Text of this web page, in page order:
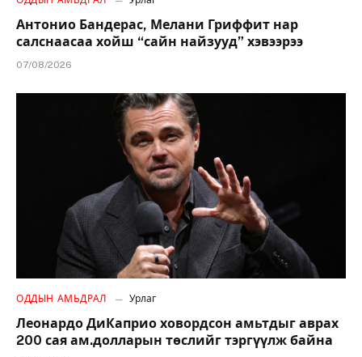
Антонио Бандерас, Мелани Гриффит нар
салснаасаа хойш “сайн найзууд” хэвээрээ
07/08/2026
ОДДЫН АМЬДРАЛ Урлаг
Леонардо ДиКаприо ховордсон амьтдыг аврах
200 сая ам.долларын төслийг тэргүүлж байна